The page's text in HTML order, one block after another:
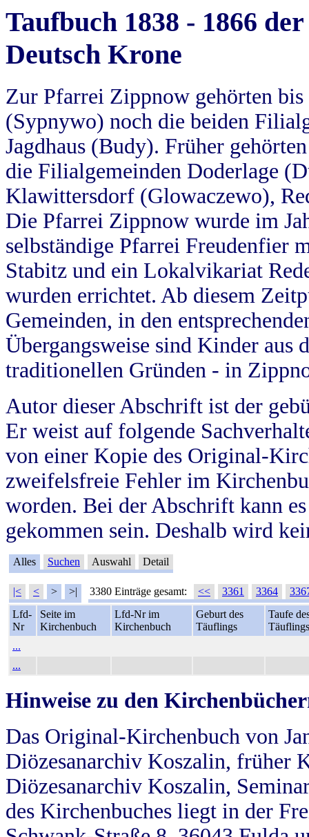
Taufbuch 1838 - 1866
Deutsch Krone
Zur Pfarrei Zippnow gehörten
(Sypnywo) noch die beiden
Jagdhaus (Budy). Früher
die Filialgemeinden Doderlage
Klawittersdorf (Glowaczewo),
Die Pfarrei Zippnow wurde im
selbständige Pfarrei Freudenfier
Stabitz und ein Lokalvikariat
wurden errichtet. Ab diesem
Gemeinden, in den
Übergangsweise sind Kinder aus
traditionellen Gründen - in
Autor dieser Abschrift ist der
Er weist auf folgende
von einer Kopie des Original-
zweifelsfreie Fehler im
worden. Bei der Abschrift kann
gekommen sein. Deshalb wird
Alles Suchen Auswahl Detail
|< < > >| 3380 Einträge gesamt: << 3361 3364
Lfd-
Nr
Seite im
Kirchenbuch
Lfd-Nr im
Kirchenbuch
Geburt des
Täuflings
Taufe
Täuflings
...
...
Hinweise zu den
Das Original-Kirchenbuch von
Diözesanarchiv Koszalin, früher
Diözesanarchiv Koszalin,
des Kirchenbuches liegt in der